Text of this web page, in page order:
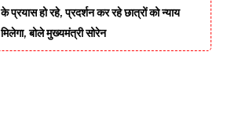
के प्रयास हो रहे, प्रदर्शन कर रहे छात्रों को न्याय
मिलेगा, बोले मुख्यमंत्री सोरेन